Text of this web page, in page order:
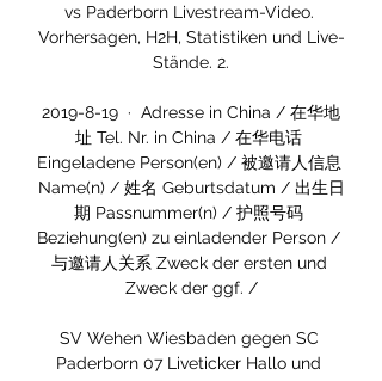
vs Paderborn Livestream-Video.
Vorhersagen, H2H, Statistiken und Live-
Stände. 2.
2019-8-19 · Adresse in China / 在华地
址 Tel. Nr. in China / 在华电话
Eingeladene Person(en) / 被邀请人信息
Name(n) / 姓名 Geburtsdatum / 出生日
期 Passnummer(n) / 护照号码
Beziehung(en) zu einladender Person /
与邀请人关系 Zweck der ersten und
Zweck der ggf. /
SV Wehen Wiesbaden gegen SC
Paderborn 07 Liveticker Hallo und